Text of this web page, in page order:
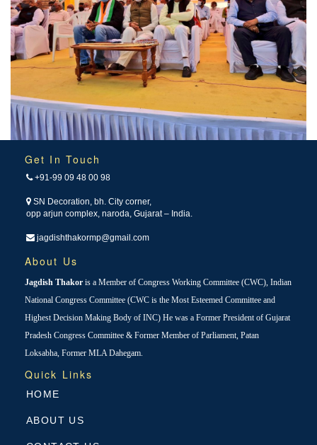
Get In Touch
+91-99 09 48 00 98
SN Decoration, bh. City corner,
opp arjun complex, naroda, Gujarat – India.
jagdishthakormp@gmail.com
About Us
Jagdish Thakor is a Member of Congress Working Committee (CWC), Indian
National Congress Committee (CWC is the Most Esteemed Committee and
Highest Decision Making Body of INC) He was a Former President of Gujarat
Pradesh Congress Committee & Former Member of Parliament, Patan
Loksabha, Former MLA Dahegam.
Quick Links
HOME
ABOUT US